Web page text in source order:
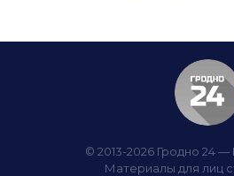
© 2013-2026 Гродно 24
Материалы для лиц